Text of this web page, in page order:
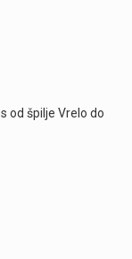
od špilje Vrelo do